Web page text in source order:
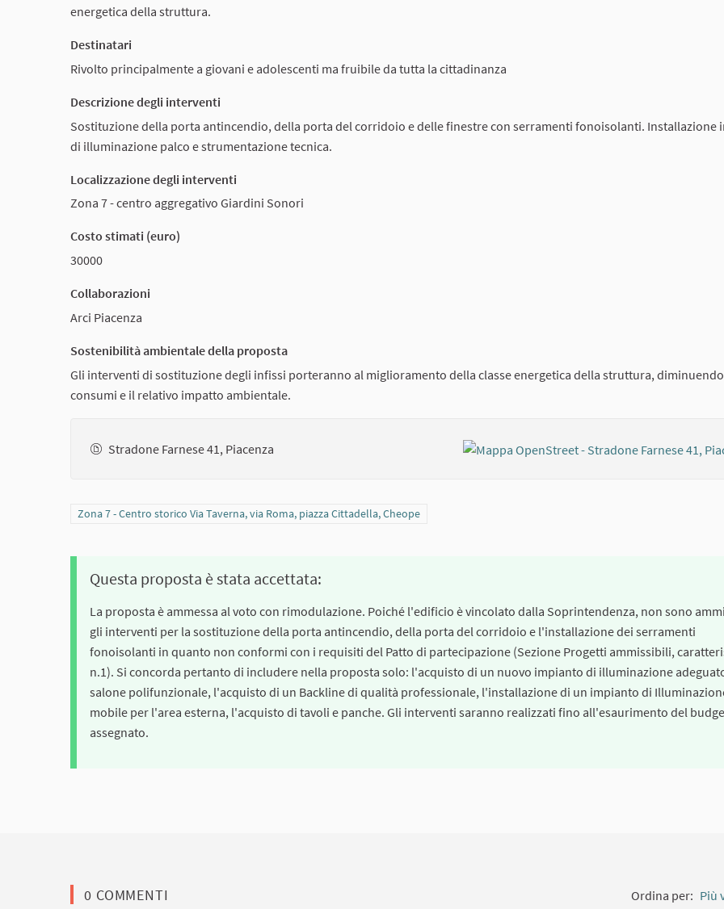
energetica della struttura.
Destinatari
Rivolto principalmente a giovani e adolescenti ma fruibile da tutta la cittadinanza
Descrizione degli interventi
Sostituzione della porta antincendio, della porta del corridoio e delle finestre con serramenti fonoisolanti. Installazione
di illuminazione palco e strumentazione tecnica.
Localizzazione degli interventi
Zona 7 - centro aggregativo Giardini Sonori
Costo stimati (euro)
30000
Collaborazioni
Arci Piacenza
Sostenibilità ambientale della proposta
Gli interventi di sostituzione degli infissi porteranno al miglioramento della classe energetica della struttura,
consumi e il relativo impatto ambientale.
Stradone Farnese 41, Piacenza
Filtra i risultati per categoria: Zona 7 - Centro storico Via Taverna, via Roma, piazza Cittadella, Cheope
Zona 7 - Centro storico Via Taverna, via Roma, piazza Cittadella, Cheope
Questa proposta è stata accettata:
La proposta è ammessa al voto con rimodulazione. Poiché l'edificio è vincolato dalla Soprintendenza, non sono
gli interventi per la sostituzione della porta antincendio, della porta del corridoio e l'installazione dei serramenti
fonoisolanti in quanto non conformi con i requisiti del Patto di partecipazione (Sezione Progetti ammissibili,
n.1). Si concorda pertanto di includere nella proposta solo: l'acquisto di un nuovo impianto di illuminazione
salone polifunzionale, l'acquisto di un Backline di qualità professionale, l'installazione di un impianto di
mobile per l'area esterna, l'acquisto di tavoli e panche. Gli interventi saranno realizzati fino all'esaurimento del
assegnato.
0 COMMENTI Ordina per: Più